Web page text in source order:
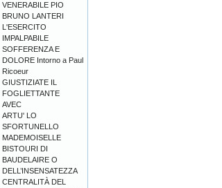
VENERABILE PIO
BRUNO LANTERI
L'ESERCITO
IMPALPABILE
SOFFERENZA E
DOLORE Intorno a Paul
Ricoeur
GIUSTIZIATE IL
FOGLIETTANTE
AVEC
ARTU' LO
SFORTUNELLO
MADEMOISELLE
BISTOURI DI
BAUDELAIRE O
DELL’INSENSATEZZA
CENTRALITÀ DEL